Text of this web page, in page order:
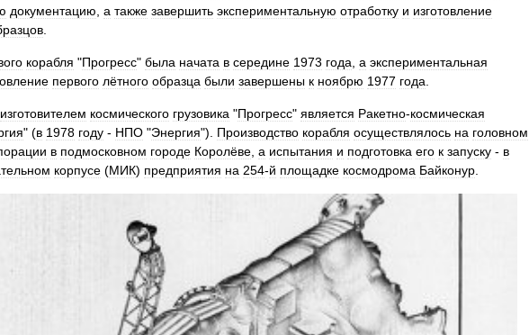
документацию а также завершить экспериментальную отработку и изготовление
корабля "Прогресс" была начата в середине 1973 года а экспериментальная
первого лётного образца были завершены к ноябрю 1977 года
изготовителем космического грузовика "Прогресс" является Ракетно-космическая
" (в 1978 году - НПО "Энергия"). Производство корабля осуществлялось на головном
в подмосковном городе Королёве а испытания и подготовка его к запуску - в
корпусе (МИК) предприятия на 254-й площадке космодрома Байконур